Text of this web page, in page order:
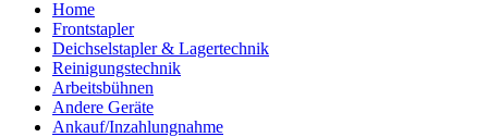
Home
Frontstapler
Deichselstapler & Lagertechnik
Reinigungstechnik
Arbeitsbühnen
Andere Geräte
Ankauf/Inzahlungnahme